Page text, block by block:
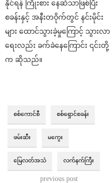
နိုင်ရန် ကြိုးစား နေဆဲသာဖြစ်ပြီး
စခန်းနှင့် အနီးတဝိုက်တွင် နင်းမိုင်း
များ ထောင်သွားခဲ့မှုကြောင့် သွားလာ
ရေးလည်း ခက်ခဲနေကြောင်း ၎င်းတို့
က ဆိုသည်။
စစ်ကောင်စီ စစ်ရှောင်စခန်း
ဖမ်းဆီး မကွေး
မြေလတ်အသံ လက်နက်ကြီး
previous post